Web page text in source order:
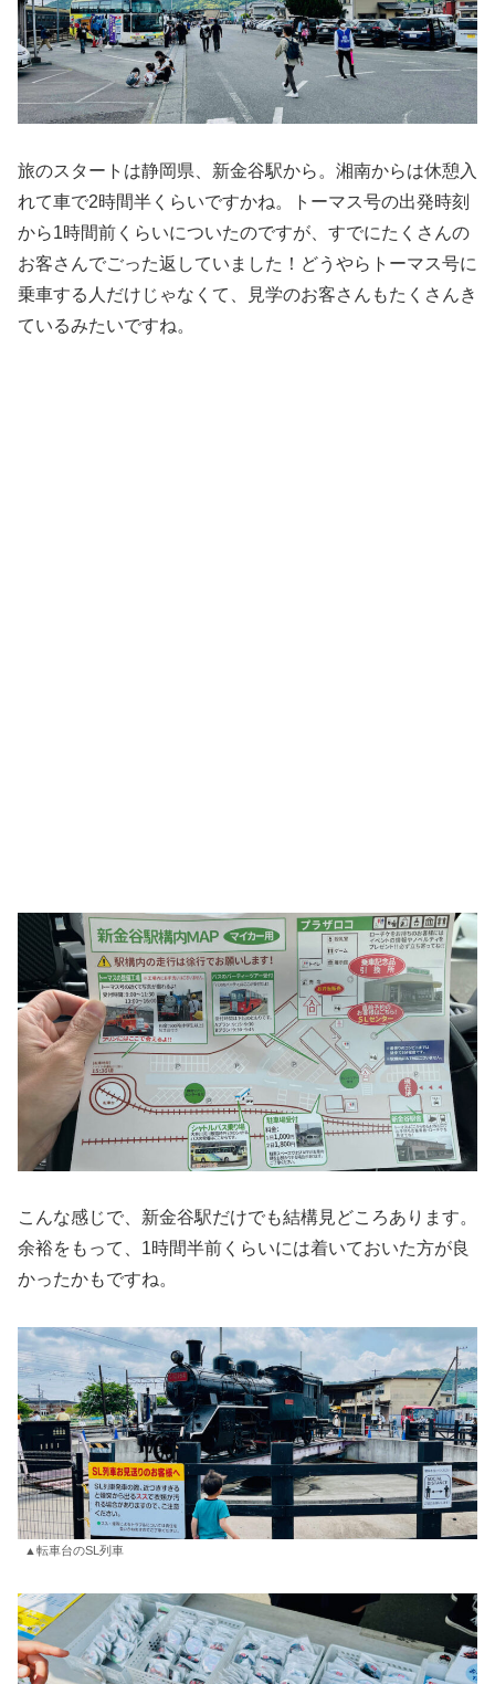
旅のスタートは静岡県、新金谷駅から。湘南からは休憩入
れて車で2時間半くらいですかね。トーマス号の出発時刻
から1時間前くらいについたのですが、すでにたくさんの
お客さんでごった返していました！どうやらトーマス号に
乗車する人だけじゃなくて、見学のお客さんもたくさんき
ているみたいですね。
こんな感じで、新金谷駅だけでも結構見どころあります。
余裕をもって、1時間半前くらいには着いておいた方が良
かったかもですね。
▲転車台のSL列車